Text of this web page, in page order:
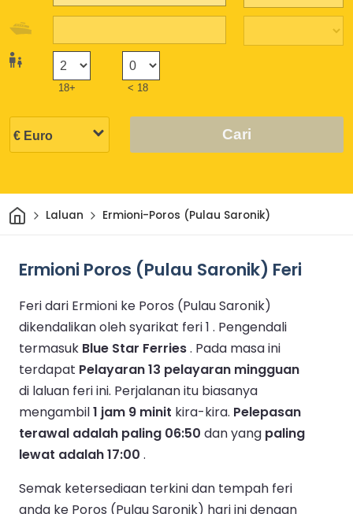
18+ < 18
Cari
Rumah
Laluan Ermioni-Poros (Pulau Saronik)
Ermioni Poros (Pulau Saronik) Feri
Feri dari Ermioni ke Poros (Pulau Saronik)
dikendalikan oleh syarikat feri 1 . Pengendali
termasuk Blue Star Ferries. Pada masa ini
terdapat Pelayaran 13 pelayaran mingguan
di laluan feri ini. Perjalanan itu biasanya
mengambil1 jam 9 minit kira-kira. Pelepasan
terawal adalah paling 06:50 dan yang paling
lewat adalah 17:00 .
Semak ketersediaan terkini dan tempah feri
anda ke Poros (Pulau Saronik) hari ini dengan